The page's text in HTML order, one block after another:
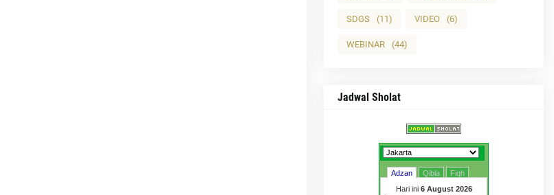
SDGS (11) VIDEO (6)
WEBINAR (44)
Jadwal Sholat